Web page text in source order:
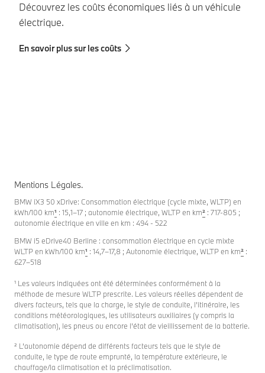
Découvrez les coûts économiques liés à un véhicule
électrique.
En savoir plus sur les coûts
Mentions Légales.
BMW iX3 50 xDrive: Consommation électrique (cycle mixte, WLTP) en
kWh/100 km¹ : 15,1–17 ; autonomie électrique, WLTP en km² : 717-805 ;
autonomie électrique en ville en km : 494 - 522
BMW i5 eDrive40 Berline : consommation électrique en cycle mixte
WLTP en kWh/100 km¹ : 14,7–17,8 ; Autonomie électrique, WLTP en km² :
627–518
¹ Les valeurs indiquées ont été déterminées conformément à la
méthode de mesure WLTP prescrite. Les valeurs réelles dépendent de
divers facteurs, tels que la charge, le style de conduite, l’itinéraire, les
conditions météorologiques, les utilisateurs auxiliaires (y compris la
climatisation), les pneus ou encore l’état de vieillissement de la batterie.
² L’autonomie dépend de différents facteurs tels que le style de
conduite, le type de route emprunté, la température extérieure, le
chauffage/la climatisation et la préclimatisation.